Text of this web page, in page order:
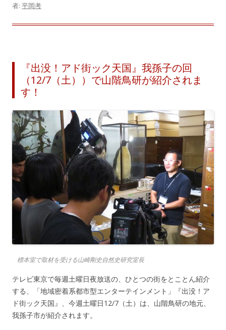
者: 平岡考
『出没！アド街ック天国』我孫子の回
（12/7（土））で山階鳥研が紹介されま
す！
標本室で取材を受ける山崎剛史自然史研究室長
テレビ東京で毎週土曜日夜放送の、ひとつの街をとことん紹介
する、「地域密着系都市型エンターテインメント」『出没！ア
ド街ック天国』、今週土曜日12/7（土）は、山階鳥研の地元、
我孫子市が紹介されます。